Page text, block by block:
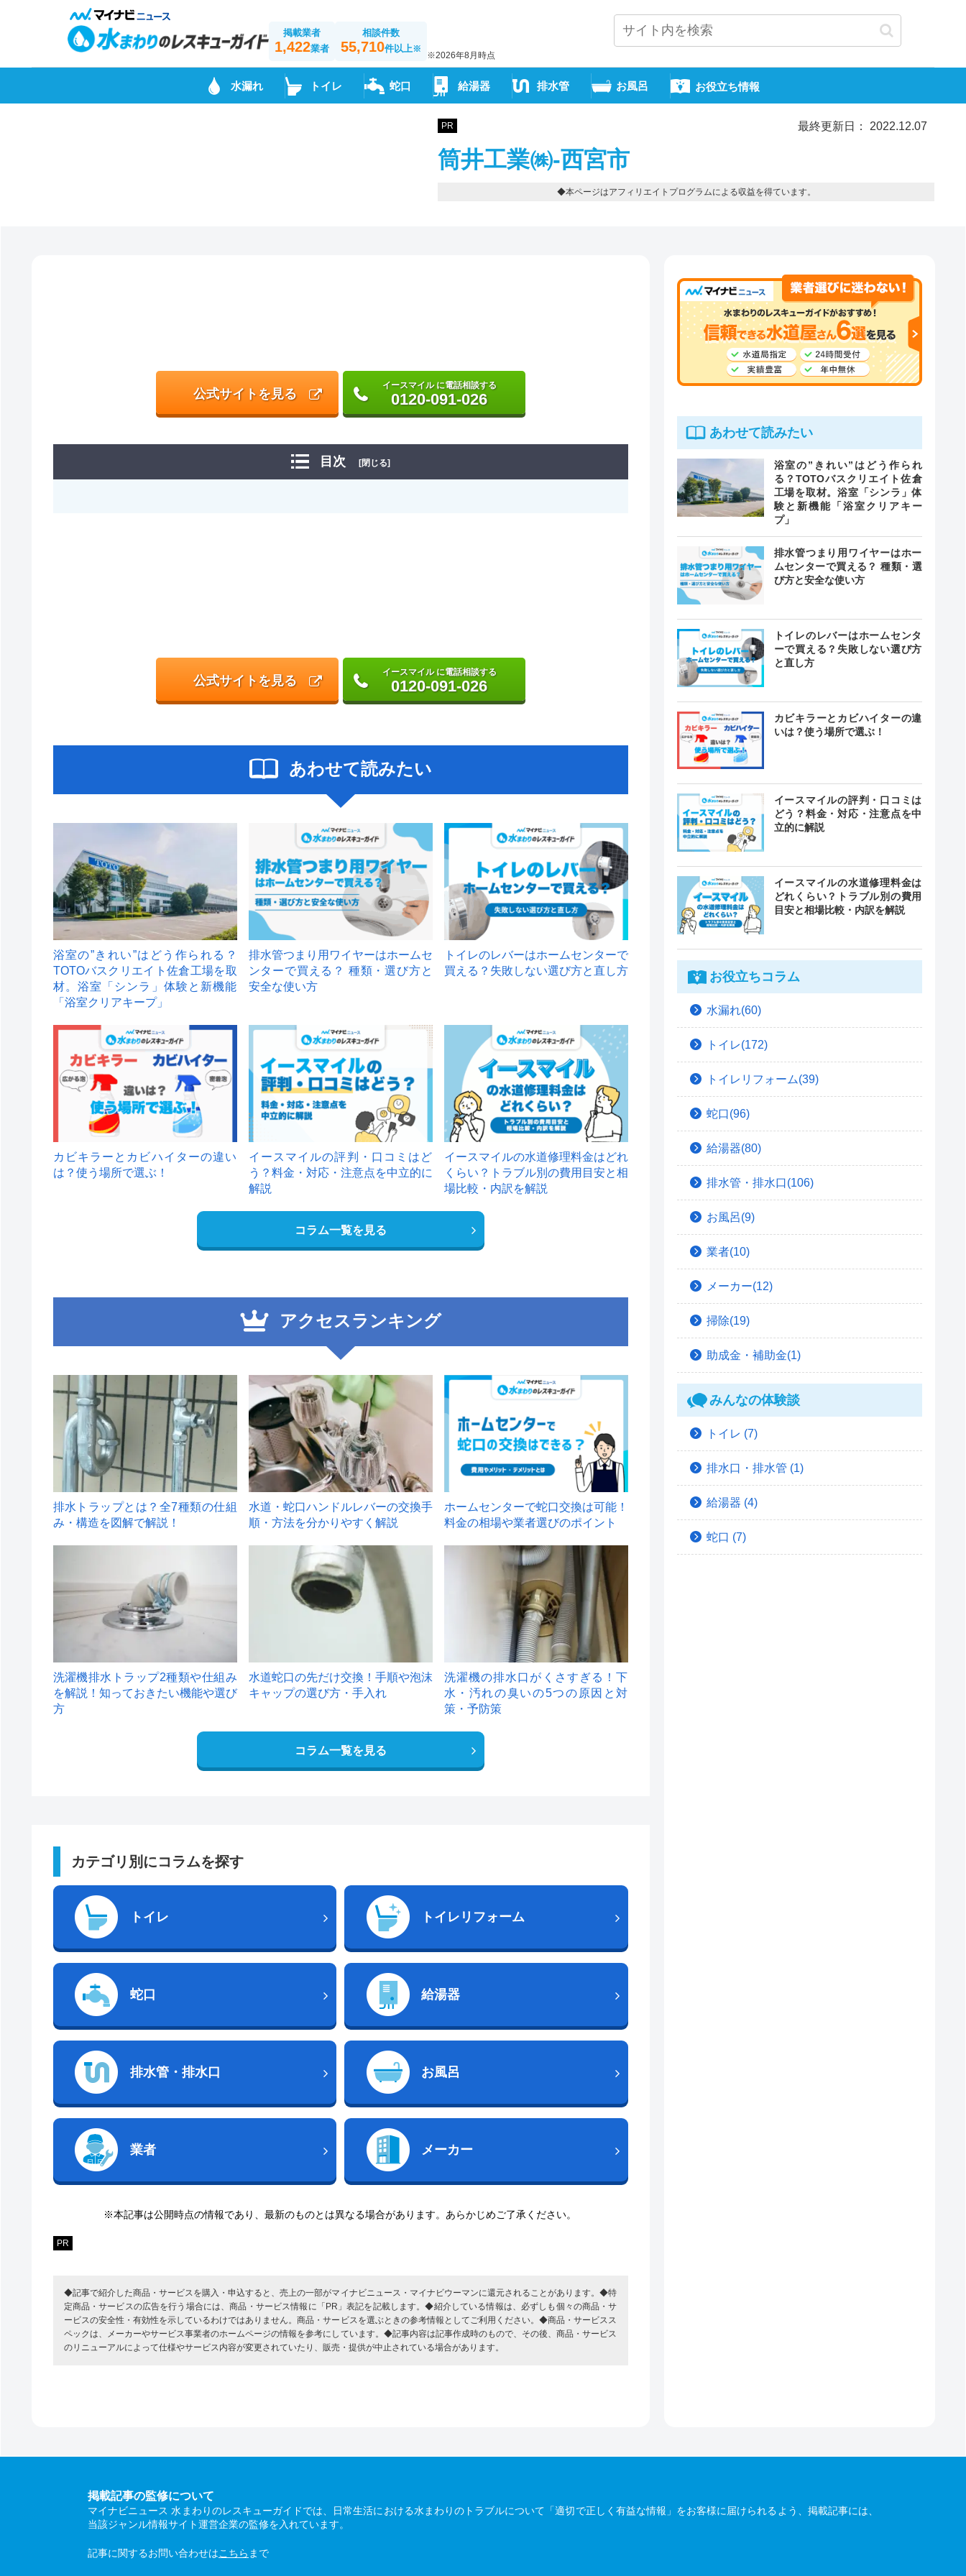
掲載業者
1,422業者
相談件数
55,710件以上※
※2026年8月時点
水漏れ トイレ 蛇口 給湯器 排水管 お風呂 お役立ち情報
PR 最終更新日： 2022.12.07
筒井工業㈱-西宮市
◆本ページはアフィリエイトプログラムによる収益を得ています。
公式サイトを見る
イースマイル に電話相談する
0120-091-026
目次 [閉じる]
公式サイトを見る
イースマイル に電話相談する
0120-091-026
あわせて読みたい
浴室の”きれい”はどう作られる？
TOTOバスクリエイト佐倉工場を取
材。浴室「シンラ」体験と新機能
「浴室クリアキープ」
排水管つまり用ワイヤーはホームセ
ンターで買える？ 種類・選び方と
安全な使い方
トイレのレバーはホームセンターで
買える？失敗しない選び方と直し方
カビキラーとカビハイターの違い
は？使う場所で選ぶ！
イースマイルの評判・口コミはど
う？料金・対応・注意点を中立的に
解説
イースマイルの水道修理料金はどれ
くらい？トラブル別の費用目安と相
場比較・内訳を解説
コラム一覧を見る
アクセスランキング
1
排水トラップとは？全7種類の仕組
み・構造を図解で解説！
2
水道・蛇口ハンドルレバーの交換手
順・方法を分かりやすく解説
ホームセンターで蛇口交換は可能！
料金の相場や業者選びのポイント
洗濯機排水トラップ2種類や仕組み
を解説！知っておきたい機能や選び
方
水道蛇口の先だけ交換！手順や泡沫
キャップの選び方・手入れ
洗濯機の排水口がくさすぎる！下
水・汚れの臭いの5つの原因と対
策・予防策
コラム一覧を見る
カテゴリ別にコラムを探す
トイレ トイレリフォーム
蛇口 給湯器
排水管・排水口 お風呂
業者 メーカー
※本記事は公開時点の情報であり、最新のものとは異なる場合があります。あらかじめご了承ください。
PR
◆記事で紹介した商品・サービスを購入・申込すると、売上の一部がマイナビニュース・マイナビウーマンに還元されることがあります。◆特
定商品・サービスの広告を行う場合には、商品・サービス情報に「PR」表記を記載します。◆紹介している情報は、必ずしも個々の商品・サ
ービスの安全性・有効性を示しているわけではありません。商品・サービスを選ぶときの参考情報としてご利用ください。◆商品・サービスス
ペックは、メーカーやサービス事業者のホームページの情報を参考にしています。◆記事内容は記事作成時のもので、その後、商品・サービス
のリニューアルによって仕様やサービス内容が変更されていたり、販売・提供が中止されている場合があります。
あわせて読みたい
浴室の”きれい”はどう作られ
る？TOTOバスクリエイト佐倉
工場を取材。浴室「シンラ」体
験と新機能「浴室クリアキー
プ」
排水管つまり用ワイヤーはホー
ムセンターで買える？ 種類・選
び方と安全な使い方
トイレのレバーはホームセンタ
ーで買える？失敗しない選び方
と直し方
カビキラーとカビハイターの違
いは？使う場所で選ぶ！
イースマイルの評判・口コミは
どう？料金・対応・注意点を中
立的に解説
イースマイルの水道修理料金は
どれくらい？トラブル別の費用
目安と相場比較・内訳を解説
お役立ちコラム
水漏れ(60)
トイレ(172)
トイレリフォーム(39)
蛇口(96)
給湯器(80)
排水管・排水口(106)
お風呂(9)
業者(10)
メーカー(12)
掃除(19)
助成金・補助金(1)
みんなの体験談
トイレ (7)
排水口・排水管 (1)
給湯器 (4)
蛇口 (7)
掲載記事の監修について
マイナビニュース 水まわりのレスキューガイドでは、日常生活における水まわりのトラブルについて「適切で正しく有益な情報」をお客様に届けられるよう、掲載記事には、
当該ジャンル情報サイト運営企業の監修を入れています。
記事に関するお問い合わせはこちら まで